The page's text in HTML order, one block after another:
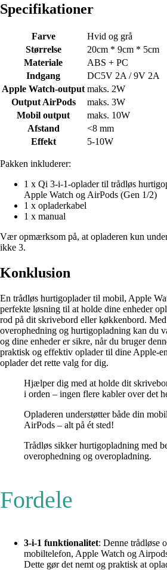
Specifikationer
Farve
Hvid og grå
Størrelse
20cm * 9cm * 5cm
Materiale
ABS + PC
Indgang
DC5V 2A / 9V 2A
Apple Watch-output maks. 2W
Output AirPods
maks. 3W
Mobil output
maks. 10W
Afstand
<8 mm
Effekt
5-10W
Pakken inkluderer:
1 x Qi 3-i-1-oplader til trådløs
Apple Watch og AirPods (Gen 1/2)
1 x opladerkabel
1 x manual
Vær opmærksom på, at opladeren kun
ikke 3.
Konklusion
En trådløs hurtigoplader til mobil, Apple
perfekte løsning til at holde dine enheder
rod på dit skrivebord eller køkkenbord.
overophedning og hurtigopladning kan du
og dine enheder er sikre, når du bruger
praktisk og effektiv oplader til dine Apple-
oplader det rette valg for dig.
Hjælper dig med at holde dit
i orden – ingen flere kabler over det
Opladeren understøtter både din
AirPods – alt på ét sted!
Trådløs sikker hurtigopladning med
overophedning og overopladning.
Fordele
3-i-1 funktionalitet: Denne trådløse
mobiltelefon, Apple Watch og
Dette gør det nemt og praktisk at